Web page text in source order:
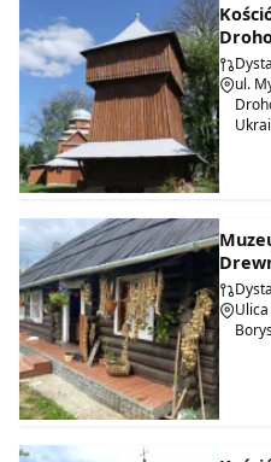
2. Muzeum Dworu Iwana
Naprzeciwko Domu Pamięci
który został odtworzony na
pisarza "Dom mojego ojca" w
wchodzi dom, kuźnia Jakowa
studnia, pasieka i
W domu muzealnicy
ręka Iwana Franki: książki,
podarował swoim krewnym na
rodzinny stół, ikony, fotografie
tamtych czasów, które mogły
ul.